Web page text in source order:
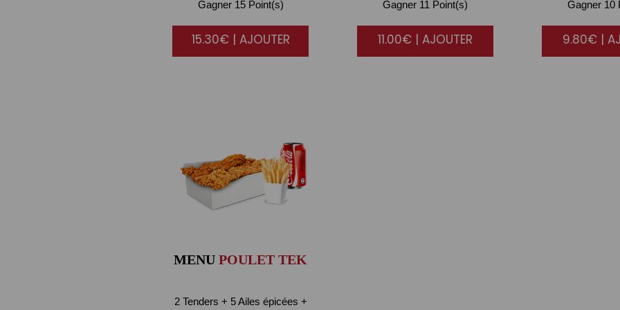
Gagner 15 Point(s)
15.30€ | AJOUTER
Gagner 11 Point(s)
11.00€ | AJOUTER
Gagner 10
9.80€ |
MENU POULET TEK
2 Tenders + 5 Ailes épicées +